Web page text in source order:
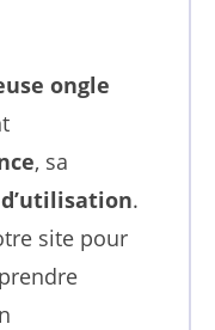
ongle
, sa
.
site pour